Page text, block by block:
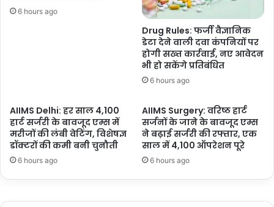
6 hours ago
Drug Rules: फर्जी वैज्ञानिक
डेटा देने वाली दवा कंपनियों पर
होगी सख्त कार्रवाई, नए आवेदन
भी हो सकेंगे प्रतिबंधित
6 hours ago
AIIMS Delhi: हर साल 4,100
हार्ट सर्जरी के बावजूद एम्स में
मरीजों की लंबी वेटिंग, विशेषज्ञ
डॉक्टरों की कमी बनी चुनौती
6 hours ago
AIIMS Surgery: वरिष्ठ हार्ट
सर्जनों के जाने के बावजूद एम्स
ने बढ़ाई सर्जरी की रफ्तार, एक
साल में 4,100 ऑपरेशन पूरे
6 hours ago